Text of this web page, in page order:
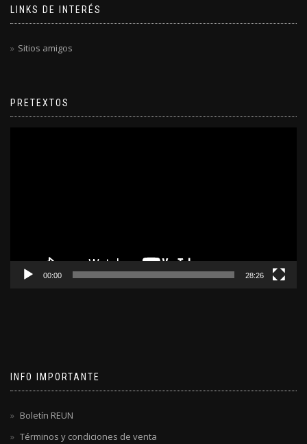
LINKS DE INTERÉS
Sitios amigos
PRETEXTOS
00:00 28:26
INFO IMPORTANTE
Boletín REUN
Términos y condiciones de venta